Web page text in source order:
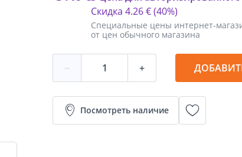
Специальные цены интернет-
от цен обычного магазина
Скидка 4.26 €(40%)
− +
Посмотреть наличие